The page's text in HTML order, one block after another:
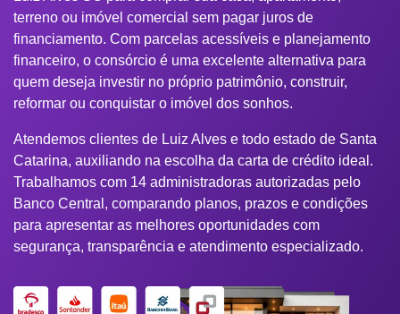
terreno ou imóvel comercial sem pagar juros de
financiamento. Com parcelas acessíveis e planejamento
financeiro, o consórcio é uma excelente alternativa para
quem deseja investir no próprio patrimônio, construir,
reformar ou conquistar o imóvel dos sonhos.
Atendemos clientes de Luiz Alves e todo estado de Santa
Catarina, auxiliando na escolha da carta de crédito ideal.
Trabalhamos com 14 administradoras autorizadas pelo
Banco Central, comparando planos, prazos e condições
para apresentar as melhores oportunidades com
segurança, transparência e atendimento especializado.